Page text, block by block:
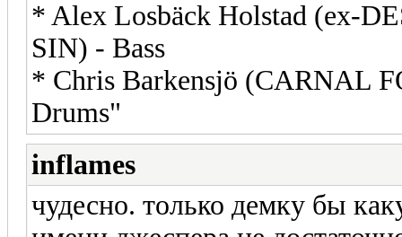
* Alex Losbäck Holstad (ex-
SIN) - Bass
* Chris Barkensjö (CARNAL
Drums"
inflames
чудесно. только демку бы